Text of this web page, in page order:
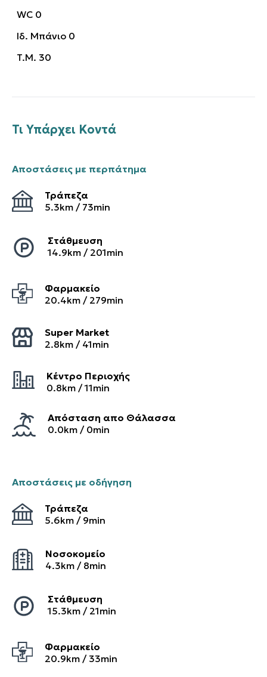
WC 0
Ιδ. Μπάνιο 0
T.M. 30
Τι Υπάρχει Κοντά
Αποστάσεις με περπάτημα
Τράπεζα
5.3km / 73min
Στάθμευση
14.9km / 201min
Φαρμακείο
20.4km / 279min
Super Market
2.8km / 41min
Κέντρο Περιοχής
0.8km /11min
Απόσταση απο Θάλασσα
0.0km / 0min
Αποστάσεις με οδήγηση
Τράπεζα
5.6km / 9min
Νοσοκομείο
4.3km / 8min
Στάθμευση
15.3km / 21min
Φαρμακείο
20.9km / 33min